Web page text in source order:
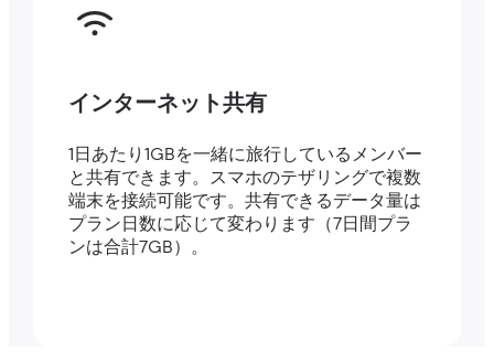
インターネット共有
1日あたり1GBを一緒に旅行しているメンバー
と共有できます。スマホのテザリングで複数
端末を接続可能です。共有できるデータ量は
プラン日数に応じて変わります（7日間プラ
ンは合計7GB）。